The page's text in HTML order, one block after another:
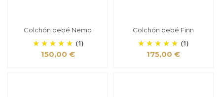
Colchón bebé Nemo
(1)
150,00 €
Colchón bebé Finn
(1)
175,00 €